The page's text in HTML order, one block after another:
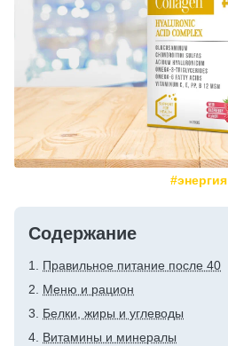
#энергия
Содержание
Правильное питание после 40
Меню и рацион
Белки, жиры и углеводы
Витамины и минералы